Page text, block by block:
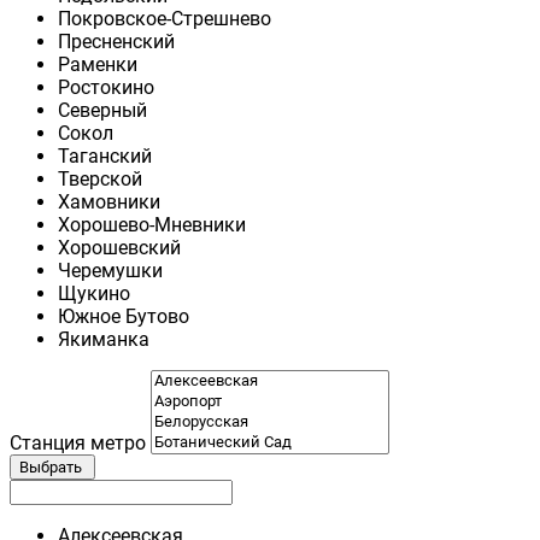
Покровское-Стрешнево
Пресненский
Раменки
Ростокино
Северный
Сокол
Таганский
Тверской
Хамовники
Хорошево-Мневники
Хорошевский
Черемушки
Щукино
Южное Бутово
Якиманка
Станция метро
Выбрать